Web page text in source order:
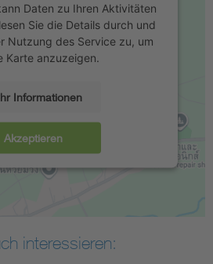
Daten zu Ihren Aktivitäten
Sie die Details durch und
Nutzung des Service zu, um
Karte anzuzeigen.
Informationen
Akzeptieren
interessieren: